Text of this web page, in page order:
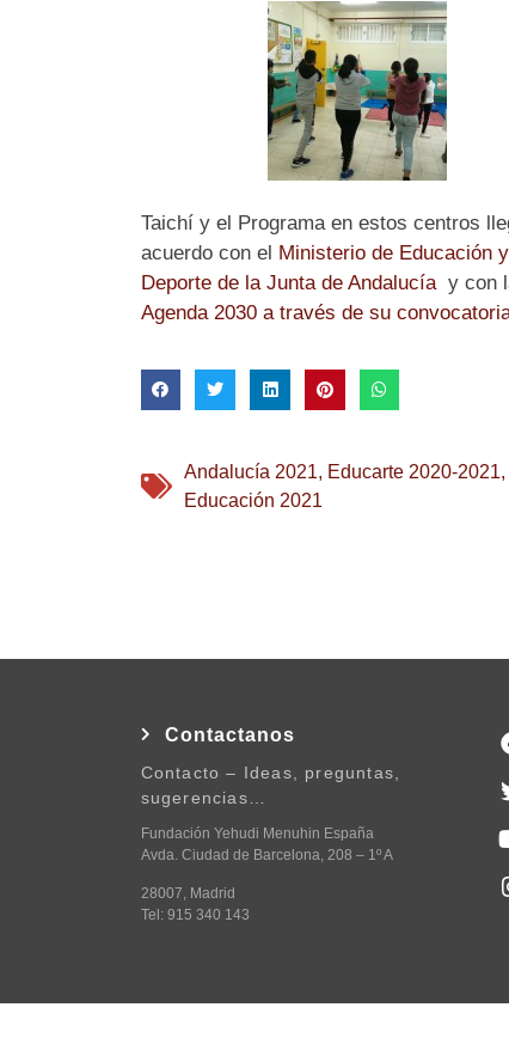
Taichí y el Programa en estos centros
acuerdo con el Ministerio de Educación
Deporte de la Junta de Andalucíay con
Agenda 2030 a través de su
Andalucía 2021, Educarte 2020-2021,
Educación 2021
Contactanos
Contacto – Ideas, preguntas,
sugerencias…
Fundación Yehudi Menuhin España
Avda. Ciudad de Barcelona, 208 – 1º A
28007, Madrid
Tel: 915 340 143